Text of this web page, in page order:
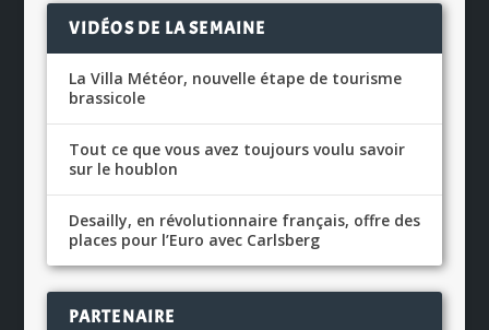
VIDÉOS DE LA SEMAINE
La Villa Météor, nouvelle étape de tourisme
brassicole
Tout ce que vous avez toujours voulu savoir
sur le houblon
Desailly, en révolutionnaire français, offre des
places pour l’Euro avec Carlsberg
PARTENAIRE